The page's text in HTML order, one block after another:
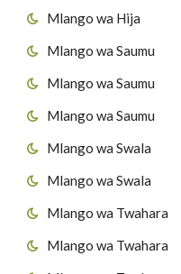
Mlango wa Hija
Mlango wa Saumu
Mlango wa Saumu
Mlango wa Saumu
Mlango wa Swala
Mlango wa Swala
Mlango wa Twahara
Mlango wa Twahara